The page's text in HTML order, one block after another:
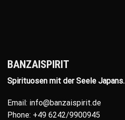
BANZAISPIRIT
Spirituosen mit der Seele Japans.
Email: info@banzaispirit.de
Phone: +49 6242/9900945